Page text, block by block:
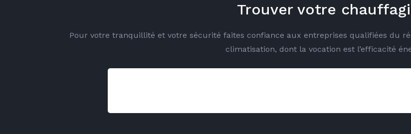
Trouver votre
Pour votre tranquillité et votre sécurité faites confiance aux entreprises qualifiées du
climatisation, dont la vocation est l’efficacité